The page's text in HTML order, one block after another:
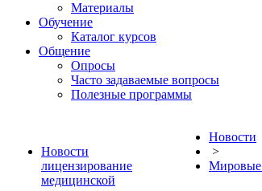
Материалы
Обучение
Каталог курсов
Общение
Опросы
Часто задаваемые вопросы
Полезные программы
Новости
лицензирование
медицинской
Новости
>
Мировые